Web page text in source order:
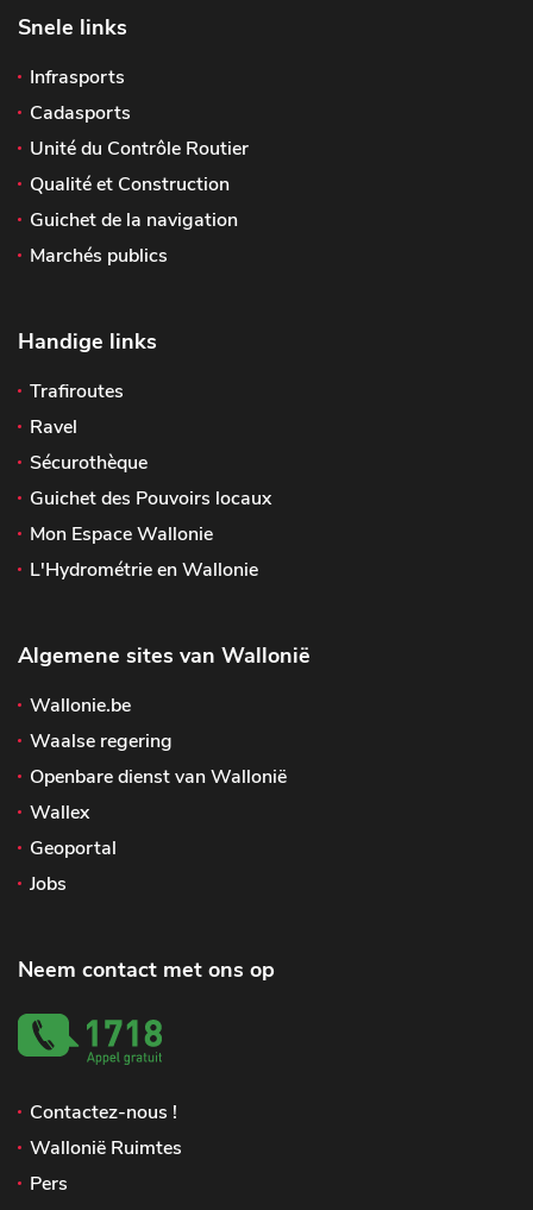
Snele links
Infrasports
Cadasports
Unité du Contrôle Routier
Qualité et Construction
Guichet de la navigation
Marchés publics
Handige links
Trafiroutes
Ravel
Sécurothèque
Guichet des Pouvoirs locaux
Mon Espace Wallonie
L'Hydrométrie en Wallonie
Algemene sites van Wallonië
Wallonie.be
Waalse regering
Openbare dienst van Wallonië
Wallex
Geoportal
Jobs
Neem contact met ons op
Contactez-nous !
Wallonië Ruimtes
Pers